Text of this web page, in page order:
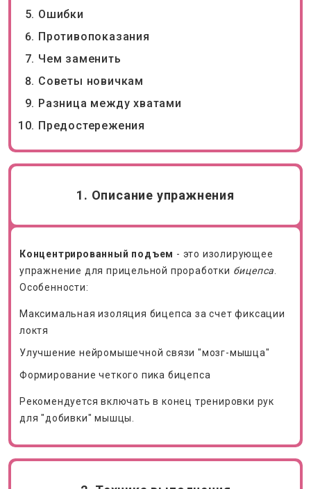
Ошибки
Противопоказания
Чем заменить
Советы новичкам
Разница между хватами
Предостережения
1. Описание упражнения
Концентрированный подъем - это изолирующее
упражнение для прицельной проработки бицепса.
Особенности:
Максимальная изоляция бицепса за счет фиксации
локтя
Улучшение нейромышечной связи "мозг-мышца"
Формирование четкого пика бицепса
Рекомендуется включать в конец тренировки рук
для "добивки" мышцы.